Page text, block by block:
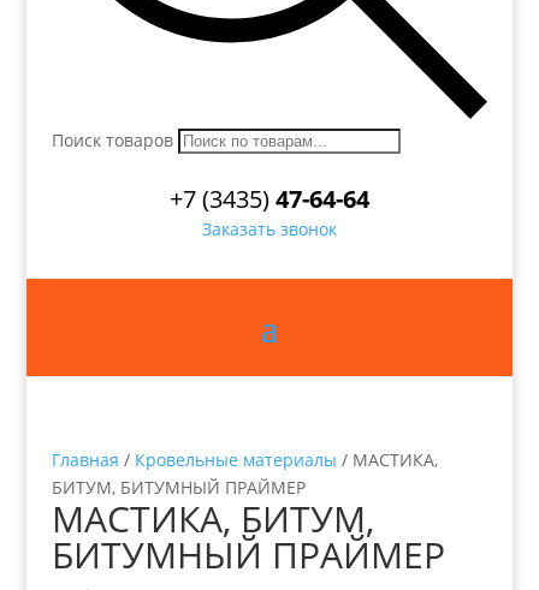
Поиск товаров
+7 (3435)47-64-64
Заказать звонок
Главная / Кровельные материалы / МАСТИКА,
БИТУМ, БИТУМНЫЙ ПРАЙМЕР
МАСТИКА, БИТУМ,
БИТУМНЫЙ ПРАЙМЕР